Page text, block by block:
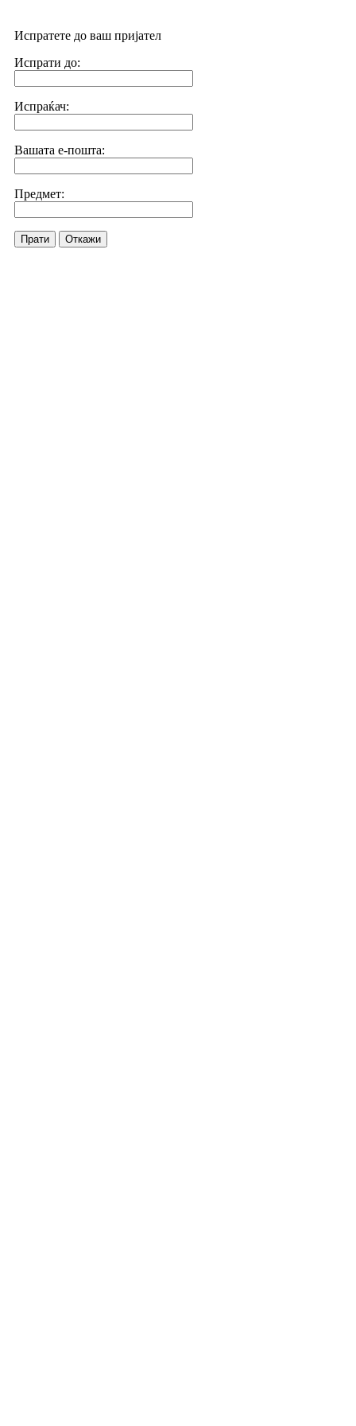
Испратете до ваш пријател
Испрати до:
Испраќач:
Вашата е-пошта:
Предмет:
Прати Откажи